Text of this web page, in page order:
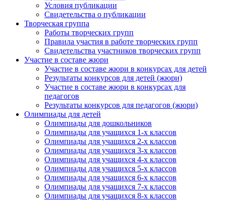
Условия публикации
Свидетельства о публикации
Творческая группа
Работы творческих групп
Правила участия в работе творческих групп
Свидетельства участников творческих групп
Участие в составе жюри
Участие в составе жюри в конкурсах для детей
Результаты конкурсов для детей (жюри)
Участие в составе жюри в конкурсах для
педагогов
Результаты конкурсов для педагогов (жюри)
Олимпиады для детей
Олимпиады для дошкольников
Олимпиады для учащихся 1-х классов
Олимпиады для учащихся 2-х классов
Олимпиады для учащихся 3-х классов
Олимпиады для учащихся 4-х классов
Олимпиады для учащихся 5-х классов
Олимпиады для учащихся 6-х классов
Олимпиады для учащихся 7-х классов
Олимпиады для учащихся 8-х классов